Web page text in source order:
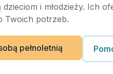
Artykuł
i młodzieży. Ich
Twoich potrzeb.
pełnoletnią